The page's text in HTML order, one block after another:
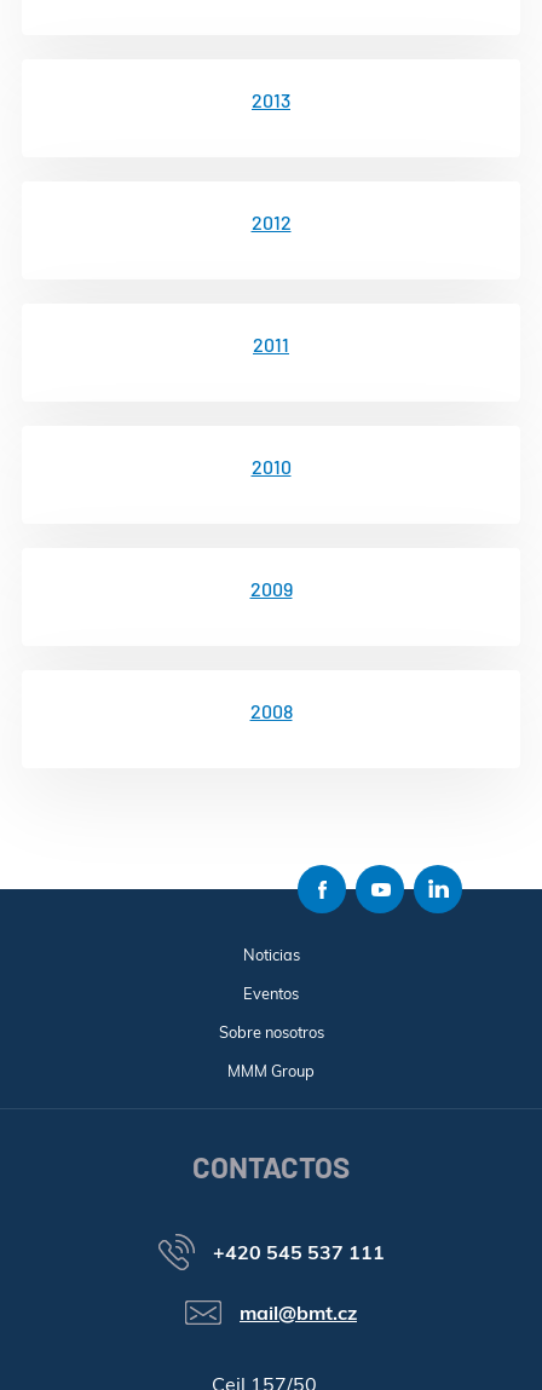
2013
2012
2011
2010
2009
2008
Noticias
Eventos
Sobre nosotros
MMM Group
CONTACTOS
+420 545 537 111
mail@bmt.cz
Cejl 157/50